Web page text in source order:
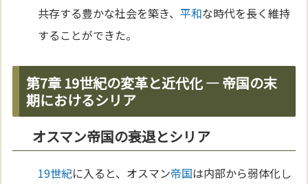
共存する豊かな社会を築き、平和な時代を長く維持
することができた。
第7章 19世紀の変革と近代化 ― 帝国の末
期におけるシリア
オスマン帝国の衰退とシリア
19世紀に入ると、オスマン帝国は内部から弱体化し